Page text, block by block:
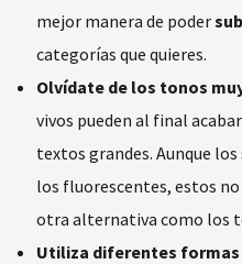
mejor manera de poder
categorías que quieres.
Olvídate de los tonos
vivos pueden al final
textos grandes. Aunque
los fluorescentes, estos
otra alternativa como los
Utiliza diferentes